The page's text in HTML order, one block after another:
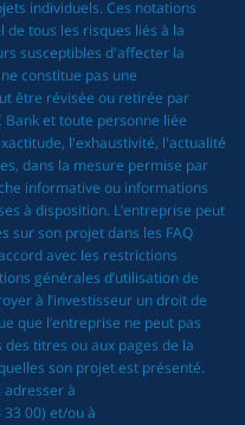
individuels. Ces notations
tous les risques liés à la
susceptibles d'affecter la
constitue pas une
être révisée ou retirée par
et toute personne liée
l'exhaustivité, l'actualité
dans la mesure permise par
informative ou informations
à disposition. L’entreprise peut
sur son projet dans les FAQ
avec les restrictions
générales d’utilisation de
à l’investisseur un droit de
que l’entreprise ne peut pas
titres ou aux pages de la
son projet est présenté.
adresser à
00) et/ou à